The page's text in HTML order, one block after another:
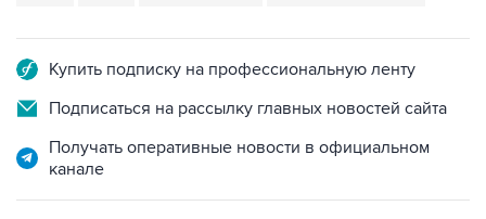
Купить подписку на профессиональную ленту
Подписаться на рассылку главных новостей сайта
Получать оперативные новости в официальном
канале